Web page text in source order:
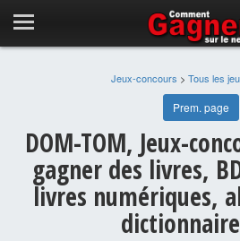
Jeux-concours > Tous les
Prem. page
DOM-TOM, Jeux-
gagner des livres,
livres numériques,